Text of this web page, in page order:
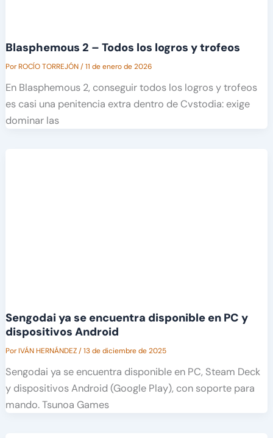
Blasphemous 2 – Todos los logros y trofeos
PorROCÍO TORREJÓN/11 de enero de 2026
En Blasphemous 2, conseguir todos los logros y trofeos
es casi una penitencia extra dentro de Cvstodia: exige
dominar las
Sengodai ya se encuentra disponible en PC y
dispositivos Android
PorIVÁN HERNÁNDEZ/13 de diciembre de 2025
Sengodai ya se encuentra disponible en PC, Steam Deck
y dispositivos Android (Google Play), con soporte para
mando. Tsunoa Games